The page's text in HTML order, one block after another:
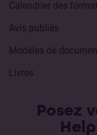
Calendrier des
Avis publiés
Modèles de
Livres
Posez